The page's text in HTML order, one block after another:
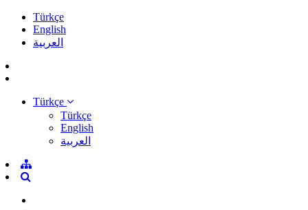
Türkçe
English
العربية
Türkçe
Türkçe
English
العربية